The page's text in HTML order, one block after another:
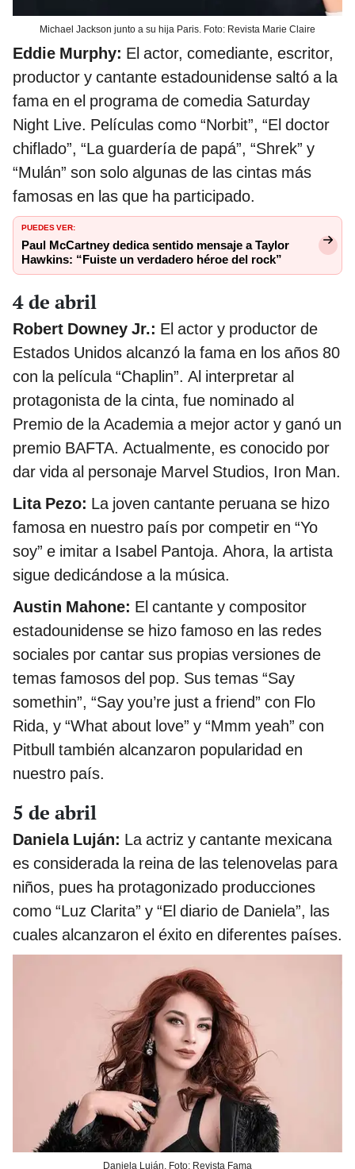
Michael Jackson junto a su hija Paris. Foto: Revista Marie Claire
Eddie Murphy: El actor, comediante, escritor,
productor y cantante estadounidense saltó a la
fama en el programa de comedia Saturday
Night Live. Películas como “Norbit”, “El doctor
chiflado”, “La guardería de papá”, “Shrek” y
“Mulán” son solo algunas de las cintas más
famosas en las que ha participado.
PUEDES VER:
Paul McCartney dedica sentido mensaje a Taylor
Hawkins: “Fuiste un verdadero héroe del rock”
4 de abril
Robert Downey Jr.: El actor y productor de
Estados Unidos alcanzó la fama en los años 80
con la película “Chaplin”. Al interpretar al
protagonista de la cinta, fue nominado al
Premio de la Academia a mejor actor y ganó un
premio BAFTA. Actualmente, es conocido por
dar vida al personaje Marvel Studios, Iron Man.
Lita Pezo: La joven cantante peruana se hizo
famosa en nuestro país por competir en “Yo
soy” e imitar a Isabel Pantoja. Ahora, la artista
sigue dedicándose a la música.
Austin Mahone: El cantante y compositor
estadounidense se hizo famoso en las redes
sociales por cantar sus propias versiones de
temas famosos del pop. Sus temas “Say
somethin”, “Say you’re just a friend” con Flo
Rida, y “What about love” y “Mmm yeah” con
Pitbull también alcanzaron popularidad en
nuestro país.
5 de abril
Daniela Luján: La actriz y cantante mexicana
es considerada la reina de las telenovelas para
niños, pues ha protagonizado producciones
como “Luz Clarita” y “El diario de Daniela”, las
cuales alcanzaron el éxito en diferentes países.
Daniela Luján. Foto: Revista Fama